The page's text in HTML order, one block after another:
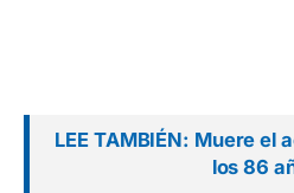
LEE TAMBIÉN: Muere el
los 86